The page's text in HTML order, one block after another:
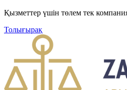
Қызметтер үшін төлем тек
Толығырақ